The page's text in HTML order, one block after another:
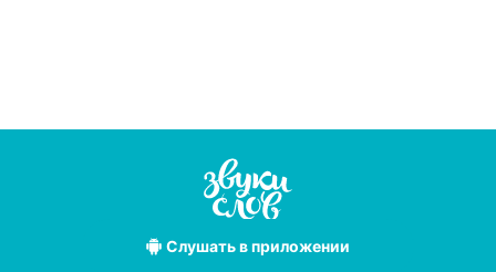
Слушатьв приложении
Лучшие